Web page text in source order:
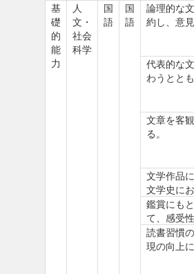
基
礎
的
能
力
人
文・
社会
科学
国
語
国
語
論理的な
約し、意
代表的な
わうとと
文章を客
る。
文学作品
文学史に
鑑賞にも
て、感受
読書習慣
現の向上